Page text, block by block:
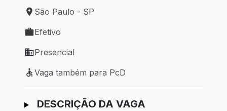
Local de trabalho: São Paulo - SP
São Paulo - SP
Tipo de vaga: Efetivo
Efetivo
Modelo de trabalho: Presencial
Presencial
Vaga também para PcD
Vaga também para PcD
Ir para candidatura
DESCRIÇÃO DA VAGA